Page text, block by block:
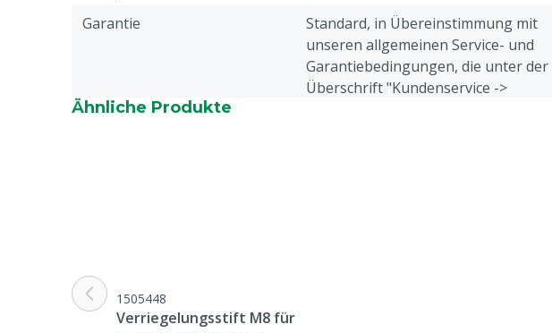
Garantie
Standard, in Übereinstimmung mit
unseren allgemeinen Service- und
Garantiebedingungen, die unter der
Überschrift "Kundenservice ->
Ähnliche Produkte
1505448
Verriegelungsstift M8 für